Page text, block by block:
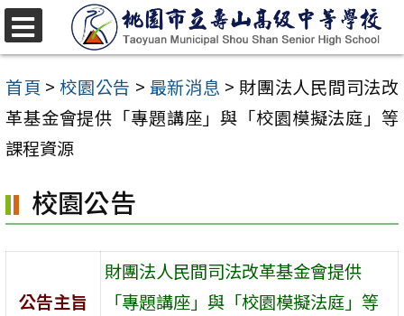
跳
至
主
要
內
區
首頁 > 校園公告 > 最新消息 > 財團法人民間司法改
革基金會提供「專題講座」與「校園模擬法庭」等
課程資源
校園公告
公告主旨
財團法人民間司法改革基金會提供
「專題講座」與「校園模擬法庭」等
選
單